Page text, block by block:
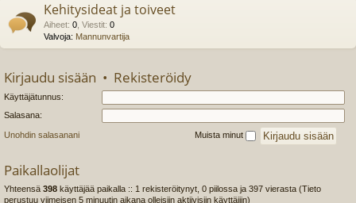
Kehitysideat ja toiveet
Aiheet: 0 Viestit: 0
Valvoja: Mannunvartija
Kirjaudu sisään • Rekisteröidy
Käyttäjätunnus:
Salasana:
Unohdin salasanani Muista minut
Paikallaolijat
Yhteensä 398 käyttäjää paikalla :: 1 rekisteröitynyt, 0 piilossa ja 397 vierasta (Tieto
perustuu viimeisen 5 minuutin aikana olleisiin aktiivisiin käyttäjiin)